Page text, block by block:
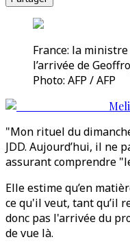
France: la
l’arrivée de
Photo: AFP / AFP
"Mon rituel du
JDD. Aujourd’hui, il ne
assurant comprendre
Elle estime qu’en
ce qu'il veut, tant qu’il
donc pas l'arrivée du
de vue là.